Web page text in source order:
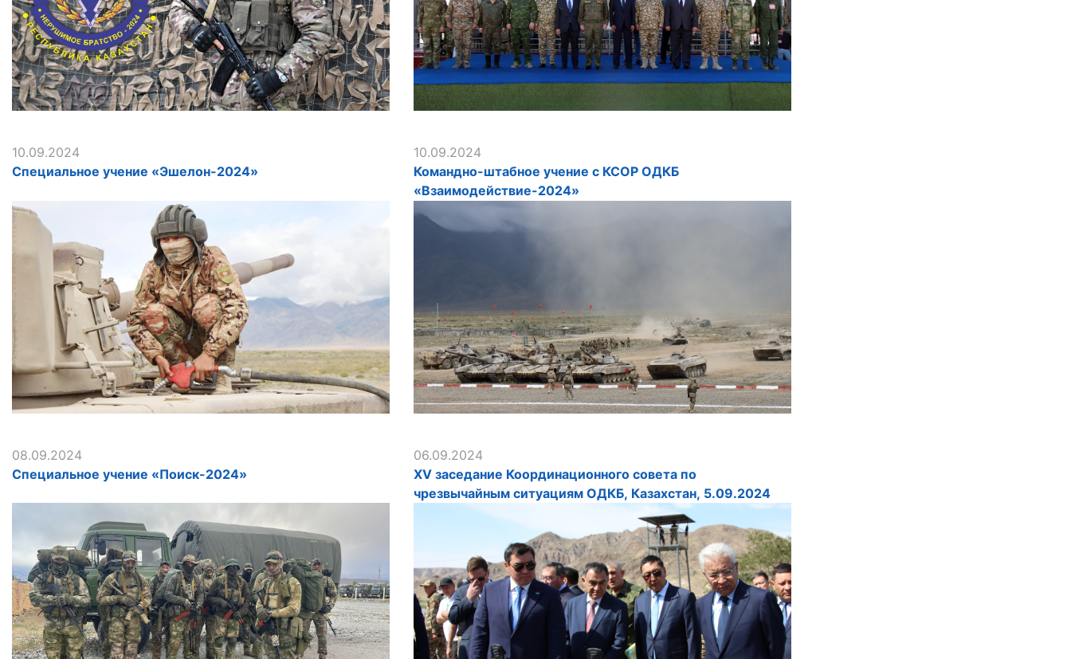
10.09.2024
Специальное учение «Эшелон-2024»
10.09.2024
Командно-штабное учение с КСОР ОДКБ
«Взаимодействие-2024»
08.09.2024
Специальное учение «Поиск-2024»
06.09.2024
XV заседание Координационного совета по
чрезвычайным ситуациям ОДКБ, Казахстан, 5.09.2024